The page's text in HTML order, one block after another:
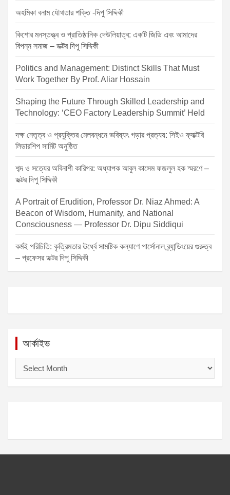
অহমিকা বনাম যৌথতার শক্তি -দিপু সিদ্দিকী
কিশোর মনস্তত্ত্ব ও প্রাতিষ্ঠানিক দেউলিয়াত্ব: একটি জিডি এবং আমাদের
বিপন্ন সমাজ – ডক্টর দিপু সিদ্দিকী
Politics and Management: Distinct Skills That Must
Work Together By Prof. Aliar Hossain
Shaping the Future Through Skilled Leadership and
Technology: ‘CEO Factory Leadership Summit’ Held
দক্ষ নেতৃত্ব ও প্রযুক্তির মেলবন্ধনে ভবিষ্যৎ গড়ার প্রত্যয়: সিইও ফ্যাক্টরি
লিডারশিপ সামিট অনুষ্ঠিত
শব্দ ও সত্যের অবিনাশী কারিগর: অধ্যাপক আবুল কাসেম ফজলুল হক স্মরণে –
ডক্টর দিপু সিদ্দিকী
A Portrait of Erudition, Professor Dr. Niaz Ahmed: A
Beacon of Wisdom, Humanity, and National
Consciousness — Professor Dr. Dipu Siddiqui
কর্মই পরিচিতি: কৃত্রিমতার ঊর্ধ্বে সামষ্টিক কল্যাণে পার্সোনাল ব্র্যান্ডিংয়ের গুরুত্ব
– প্রফেসর ডক্টর দিপু সিদ্দিকী
আর্কাইভ
ই